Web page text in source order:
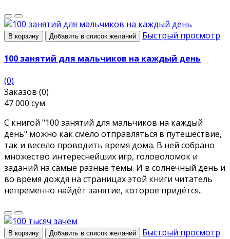
В корзину Добавить в список желаний Быстрый просмотр
100 занятий для мальчиков на каждый день
(0)
Заказов (0)
47 000 сум
С книгой "100 занятий для мальчиков на каждый
день" можно как смело отправляться в путешествие,
так и весело проводить время дома. В ней собрано
множество интереснейших игр, головоломок и
заданий на самые разные темы. И в солнечный день и
во время дождя на страницах этой книги читатель
непременно найдёт занятие, которое придётся..
В корзину Добавить в список желаний Быстрый просмотр